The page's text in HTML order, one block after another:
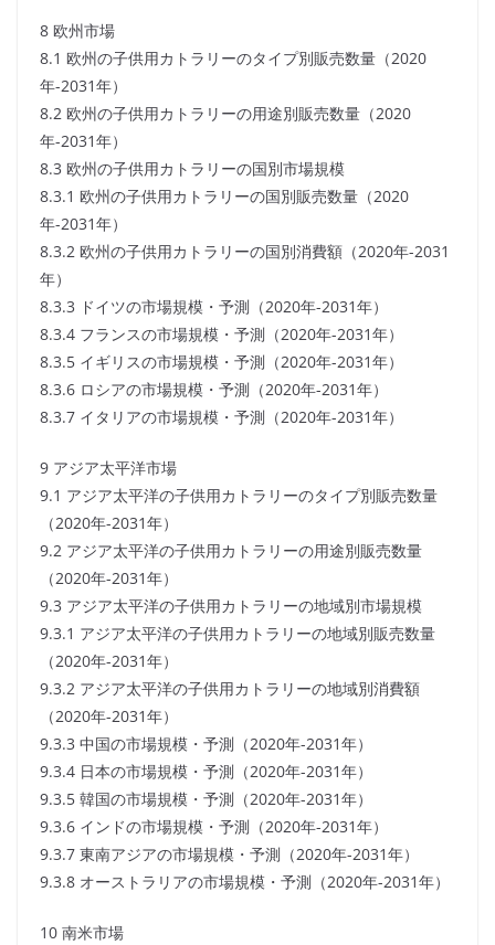
8 欧州市場
8.1 欧州の子供用カトラリーのタイプ別販売数量（2020
年-2031年）
8.2 欧州の子供用カトラリーの用途別販売数量（2020
年-2031年）
8.3 欧州の子供用カトラリーの国別市場規模
8.3.1 欧州の子供用カトラリーの国別販売数量（2020
年-2031年）
8.3.2 欧州の子供用カトラリーの国別消費額（2020年-2031
年）
8.3.3 ドイツの市場規模・予測（2020年-2031年）
8.3.4 フランスの市場規模・予測（2020年-2031年）
8.3.5 イギリスの市場規模・予測（2020年-2031年）
8.3.6 ロシアの市場規模・予測（2020年-2031年）
8.3.7 イタリアの市場規模・予測（2020年-2031年）
9 アジア太平洋市場
9.1 アジア太平洋の子供用カトラリーのタイプ別販売数量
（2020年-2031年）
9.2 アジア太平洋の子供用カトラリーの用途別販売数量
（2020年-2031年）
9.3 アジア太平洋の子供用カトラリーの地域別市場規模
9.3.1 アジア太平洋の子供用カトラリーの地域別販売数量
（2020年-2031年）
9.3.2 アジア太平洋の子供用カトラリーの地域別消費額
（2020年-2031年）
9.3.3 中国の市場規模・予測（2020年-2031年）
9.3.4 日本の市場規模・予測（2020年-2031年）
9.3.5 韓国の市場規模・予測（2020年-2031年）
9.3.6 インドの市場規模・予測（2020年-2031年）
9.3.7 東南アジアの市場規模・予測（2020年-2031年）
9.3.8 オーストラリアの市場規模・予測（2020年-2031年）
10 南米市場